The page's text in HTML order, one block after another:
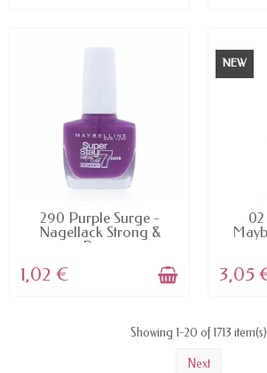
AVAILABLE
290 Purple Surge -
Nagellack Strong &
Pro...
1,02 €
NEW
3,05
Showing 1-20 of 1713 item(s)
Next